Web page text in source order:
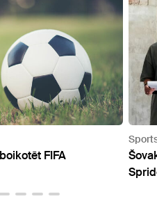
pēdējās stundas